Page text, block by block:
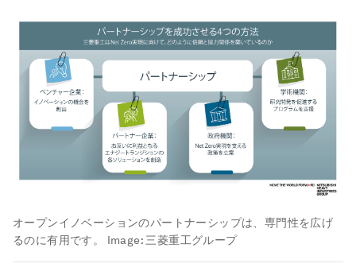
オープンイノベーションのパートナーシップは、専門性を広げ
るのに有用です。
Image: 三菱重工グループ